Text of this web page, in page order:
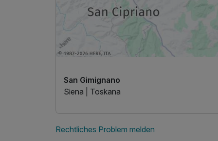
San Gimignano
Siena | Toskana
Rechtliches Problem melden